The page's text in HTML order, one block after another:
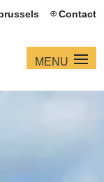
Contact